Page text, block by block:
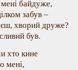
байдуже,
забув –
хворий друже?
був.
хто кине
мені,